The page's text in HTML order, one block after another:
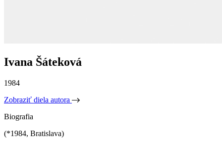
Ivana Šáteková
1984
Zobraziť diela autora
Biografia
(*1984, Bratislava)